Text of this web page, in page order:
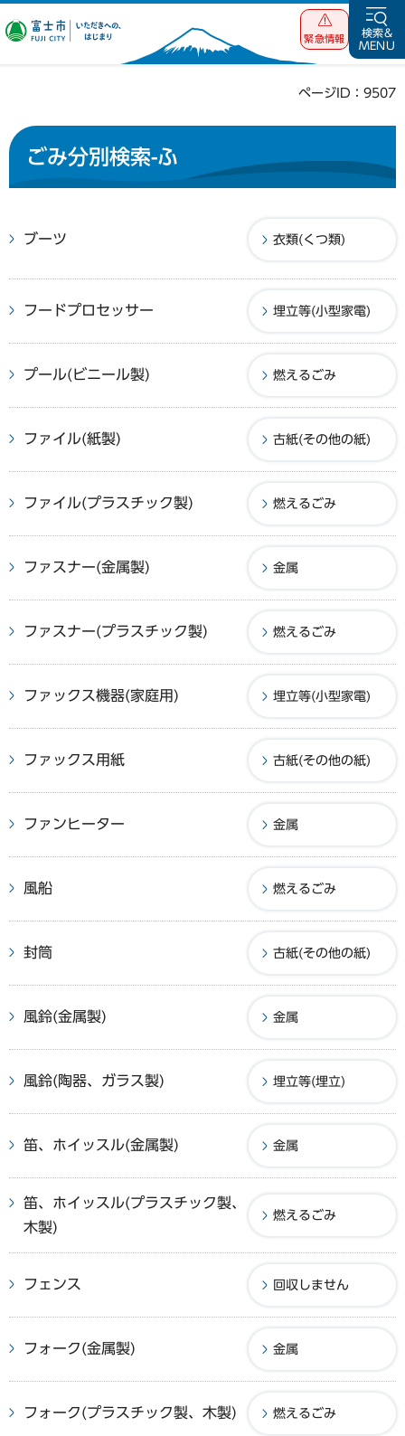
富士市 いただ
緊急情報
検索&
MENU
ページID：9507
ごみ分別検索-ふ
ブーツ 衣類(くつ類)
フードプロセッサー 埋立等(小型家電)
プール(ビニール製) 燃えるごみ
ファイル(紙製) 古紙(その他の紙)
ファイル(プラスチック製) 燃えるごみ
ファスナー(金属製) 金属
ファスナー(プラスチック製) 燃えるごみ
ファックス機器(家庭用) 埋立等(小型家電)
ファックス用紙 古紙(その他の紙)
ファンヒーター 金属
風船 燃えるごみ
封筒 古紙(その他の紙)
風鈴(金属製) 金属
風鈴(陶器、ガラス製) 埋立等(埋立)
笛、ホイッスル(金属製) 金属
笛、ホイッスル(プラスチック製、
木製)
燃えるごみ
フェンス 回収しません
フォーク(金属製) 金属
フォーク(プラスチック製、木製) 燃えるごみ